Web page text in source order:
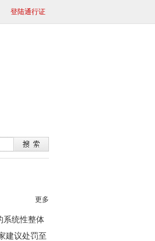
登陆通行证
更多
系统性整体
建议处罚至